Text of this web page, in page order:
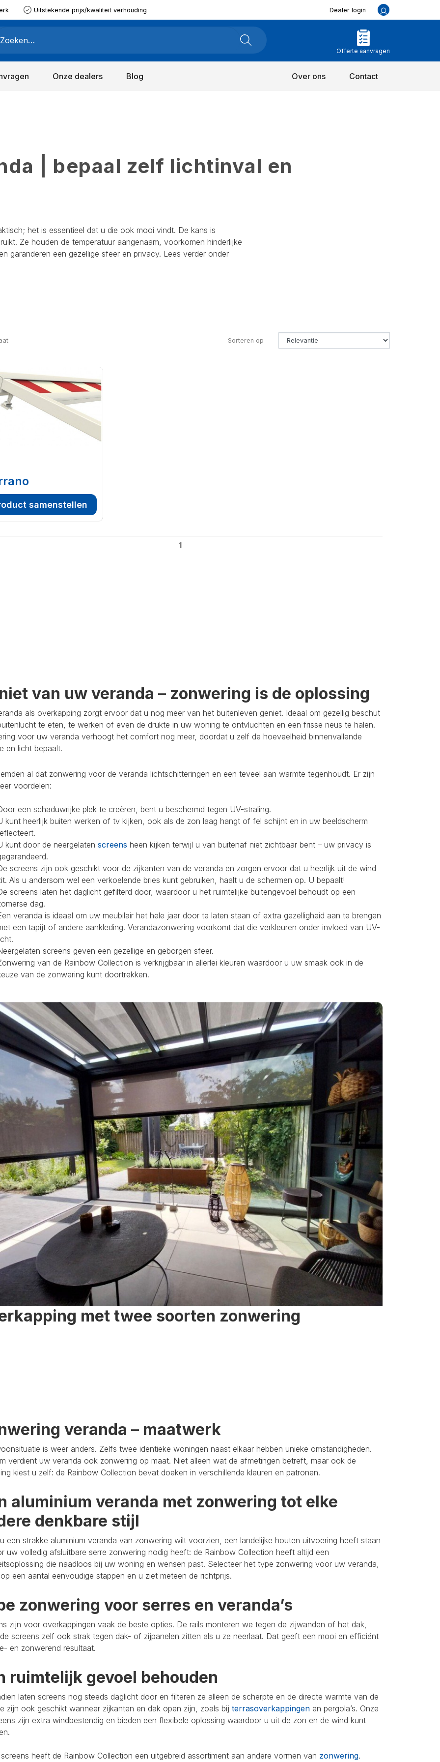
Uitstekende prijs/kwaliteit verhouding Dealer login
Offerte aanvragen
Onze dealers Blog Over ons Contact
| bepaal zelf lichtinval en
het is essentieel dat u die ook mooi vindt. De kans is
Ze houden de temperatuur aangenaam, voorkomen hinderlijke
garanderen een gezellige sfeer en privacy. Lees verder onder
Sorteren op
samenstellen
1
van uw veranda – zonwering is de oplossing
als overkapping zorgt ervoor dat u nog meer van het buitenleven geniet. Ideaal om gezellig beschut
te eten, te werken of even de drukte in uw woning te ontvluchten en een frisse neus te halen.
voor uw veranda verhoogt het comfort nog meer, doordat u zelf de hoeveelheid binnenvallende
en licht bepaalt.
al dat zonwering voor de veranda lichtschitteringen en een teveel aan warmte tegenhoudt. Er zijn
voordelen:
een schaduwrijke plek te creëren, bent u beschermd tegen UV-straling.
kunt heerlijk buiten werken of tv kijken, ook als de zon laag hangt of fel schijnt en in uw beeldscherm
kunt door de neergelaten screens heen kijken terwijl u van buitenaf niet zichtbaar bent – uw privacy is
screens zijn ook geschikt voor de zijkanten van de veranda en zorgen ervoor dat u heerlijk uit de wind
Als u andersom wel een verkoelende bries kunt gebruiken, haalt u de schermen op. U bepaalt!
screens laten het daglicht gefilterd door, waardoor u het ruimtelijke buitengevoel behoudt op een
dag.
veranda is ideaal om uw meubilair het hele jaar door te laten staan of extra gezelligheid aan te brengen
een tapijt of andere aankleding. Verandazonwering voorkomt dat die verkleuren onder invloed van UV-
screens geven een gezellige en geborgen sfeer.
van de Rainbow Collection is verkrijgbaar in allerlei kleuren waardoor u uw smaak ook in de
van de zonwering kunt doortrekken.
met twee soorten zonwering
veranda – maatwerk
is weer anders. Zelfs twee identieke woningen naast elkaar hebben unieke omstandigheden.
verdient uw veranda ook zonwering op maat. Niet alleen wat de afmetingen betreft, maar ook de
kiest u zelf: de Rainbow Collection bevat doeken in verschillende kleuren en patronen.
aluminium veranda met zonwering tot elke
denkbare stijl
een strakke aluminium veranda van zonwering wilt voorzien, een landelijke houten uitvoering heeft staan
uw volledig afsluitbare serre zonwering nodig heeft: de Rainbow Collection heeft altijd een
die naadloos bij uw woning en wensen past. Selecteer het type zonwering voor uw veranda,
een aantal eenvoudige stappen en u ziet meteen de richtprijs.
zonwering voor serres en veranda’s
zijn voor overkappingen vaak de beste opties. De rails monteren we tegen de zijwanden of het dak,
screens zelf ook strak tegen dak- of zijpanelen zitten als u ze neerlaat. Dat geeft een mooi en efficiënt
en zonwerend resultaat.
ruimtelijk gevoel behouden
laten screens nog steeds daglicht door en filteren ze alleen de scherpte en de directe warmte van de
zijn ook geschikt wanneer zijkanten en dak open zijn, zoals bij terrasoverkappingen en pergola’s. Onze
zijn extra windbestendig en bieden een flexibele oplossing waardoor u uit de zon en de wind kunt
heeft de Rainbow Collection een uitgebreid assortiment aan andere vormen van zonwering.